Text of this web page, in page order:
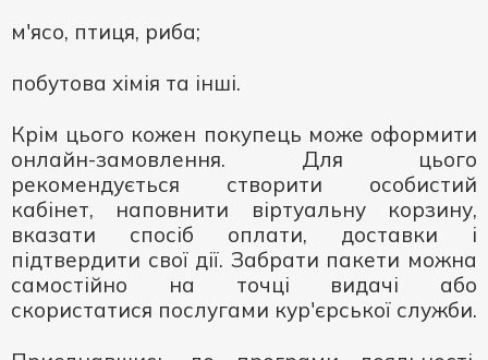
м'ясо, птиця, риба;
побутова хімія та інші.
Крім цього кожен покупець може оформити
онлайн-замовлення. Для цього
рекомендується створити особистий
кабінет, наповнити віртуальну корзину,
вказати спосіб оплати, доставки і
підтвердити свої дії. Забрати пакети можна
самостійно на точці видачі або
скористатися послугами кур'єрської служби.